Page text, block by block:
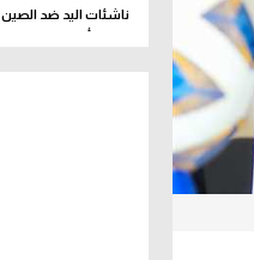
ناشئات اليد ضد الصين
وقرعة أبطال إفريقيا